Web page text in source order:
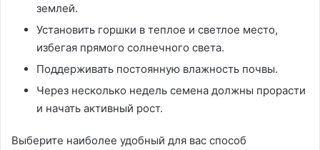
землей.
Установить горшки в теплое и светлое место,
избегая прямого солнечного света.
Поддерживать постоянную влажность почвы.
Через несколько недель семена должны прорасти
и начать активный рост.
Выберите наиболее удобный для вас способ